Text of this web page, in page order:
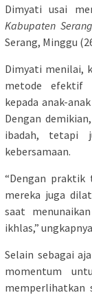
Dimyati usai
Kabupaten Serang
Serang, Minggu
Dimyati menilai,
metode efektif
kepada anak-
Dengan
ibadah, tetapi
kebersamaan.
“Dengan praktik
mereka juga
saat
ikhlas,”
Selain sebagai
momentum
memperlihatkan